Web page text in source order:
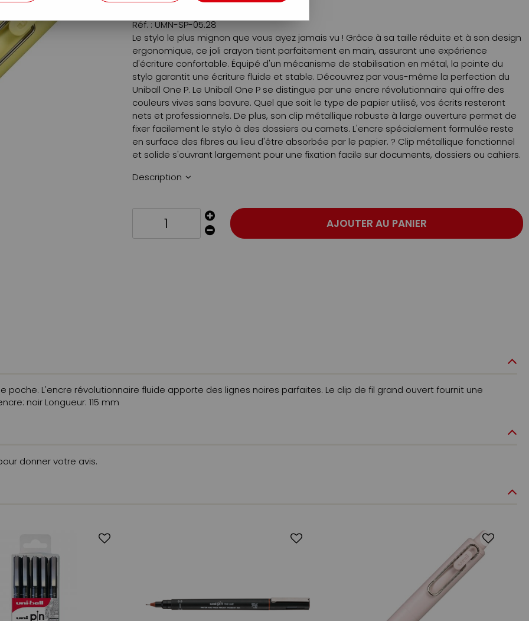
Réf. :UMN-SP-05.28
Le stylo le plus mignon que vous ayez jamais vu ! Grâce à sa taille réduite et à son design
ergonomique, ce joli crayon tient parfaitement en main, assurant une expérience
d'écriture confortable. Équipé d'un mécanisme de stabilisation en métal, la pointe du
stylo garantit une écriture fluide et stable. Découvrez par vous-même la perfection du
Uniball One P. Le Uniball One P se distingue par une encre révolutionnaire qui offre des
couleurs vives sans bavure. Quel que soit le type de papier utilisé, vos écrits resteront
nets et professionnels. De plus, son clip métallique robuste à large ouverture permet de
fixer facilement le stylo à des dossiers ou carnets. L'encre spécialement formulée reste
en surface des fibres au lieu d'être absorbée par le papier. ? Clip métallique fonctionnel
et solide s'ouvrant largement pour une fixation facile sur documents, dossiers ou cahiers.
Description
AJOUTER AU PANIER
L'encre révolutionnaire fluide apporte des lignes noires parfaites. Le clip de fil grand ouvert fournit une
noir Longueur: 115 mm
donner votre avis.